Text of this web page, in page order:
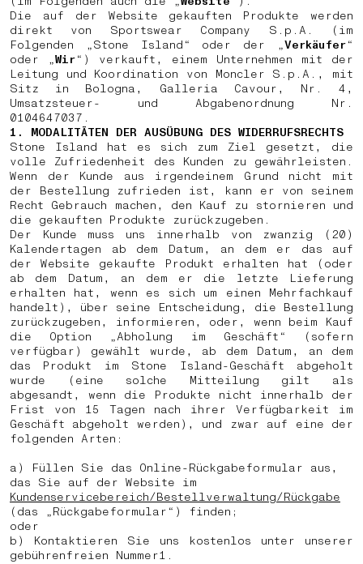
Die auf der Website gekauften Produkte werden
direkt von Sportswear Company S.p.A. (im
Folgenden „Stone Island“ oder der „Verkäufer“
oder „Wir“) verkauft, einem Unternehmen mit der
Leitung und Koordination von Moncler S.p.A., mit
Sitz in Bologna, Galleria Cavour, Nr. 4,
Umsatzsteuer- und Abgabenordnung Nr.
0104647037.
1. MODALITÄTEN DER AUSÜBUNG DES WIDERRUFSRECHTS
Stone Island hat es sich zum Ziel gesetzt, die
volle Zufriedenheit des Kunden zu gewährleisten.
Wenn der Kunde aus irgendeinem Grund nicht mit
der Bestellung zufrieden ist, kann er von seinem
Recht Gebrauch machen, den Kauf zu stornieren und
die gekauften Produkte zurückzugeben.
Der Kunde muss uns innerhalb von zwanzig (20)
Kalendertagen ab dem Datum, an dem er das auf
der Website gekaufte Produkt erhalten hat (oder
ab dem Datum, an dem er die letzte Lieferung
erhalten hat, wenn es sich um einen Mehrfachkauf
handelt), über seine Entscheidung, die Bestellung
zurückzugeben, informieren, oder, wenn beim Kauf
die Option „Abholung im Geschäft“ (sofern
verfügbar) gewählt wurde, ab dem Datum, an dem
das Produkt im Stone Island-Geschäft abgeholt
wurde (eine solche Mitteilung gilt als
abgesandt, wenn die Produkte nicht innerhalb der
Frist von 15 Tagen nach ihrer Verfügbarkeit im
Geschäft abgeholt werden), und zwar auf eine der
folgenden Arten:
a) Füllen Sie das Online-Rückgabeformular aus,
das Sie auf der Website im
Kundenservicebereich/Bestellverwaltung/Rückgabe
(das „Rückgabeformular“) finden;
oder
b) Kontaktieren Sie uns kostenlos unter unserer
gebührenfreien Nummer1 .